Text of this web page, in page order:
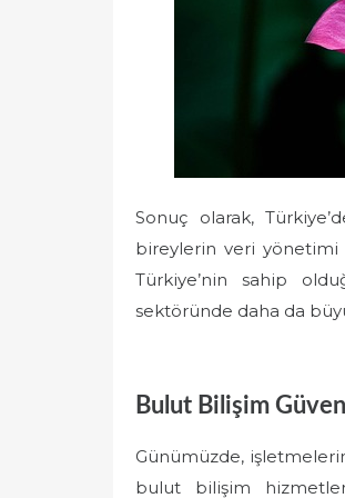
Sonuç olarak,
bireylerin veri yönetimi
Türkiye’nin sahip
sektöründe daha da
Bulut Bilişim
Günümüzde,
bulut bilişim